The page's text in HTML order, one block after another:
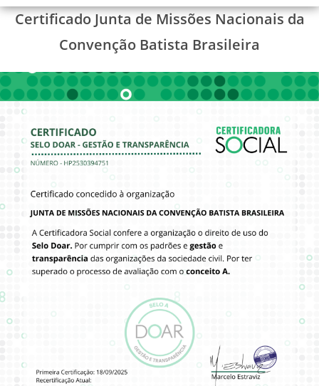
Certificado Junta de Missões Nacionais da
Convenção Batista Brasileira